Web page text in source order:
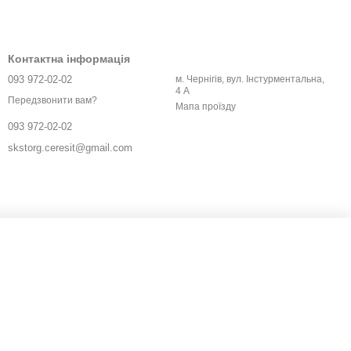
очищення.
Контактна інформація
093 972-02-02
Передзвонити вам?
093 972-02-02
skstorg.ceresit@gmail.com
м. Чернігів, вул. Інстурментальна,
4 А
Мапа проїзду